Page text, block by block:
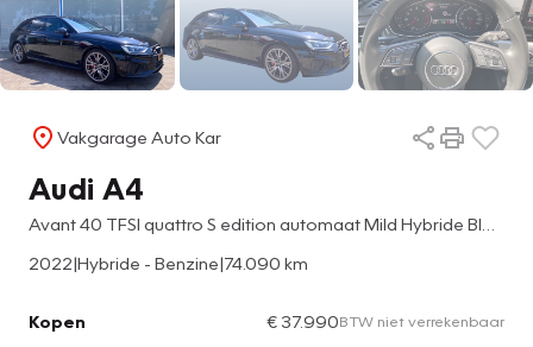
Vakgarage Auto Kar
Audi A4
2022|Hybride - Benzine|74.090 km
Kopen € 37.990BTW niet verrekenbaar